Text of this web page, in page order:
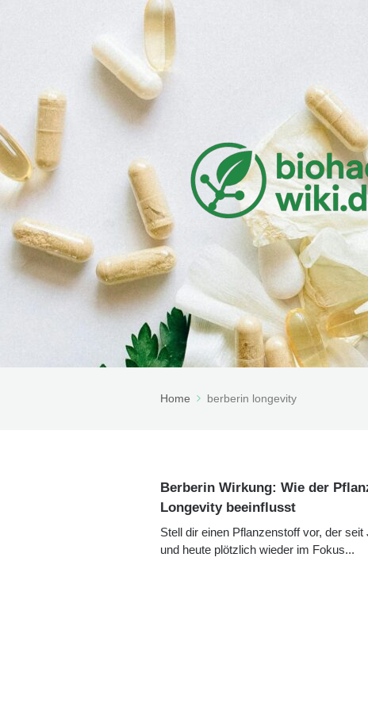
Home berberin longevity
Berberin Wirkung: Wie der
Longevity beeinflusst
Stell dir einen Pflanzenstoff vor, der
und heute plötzlich wieder im Fokus...